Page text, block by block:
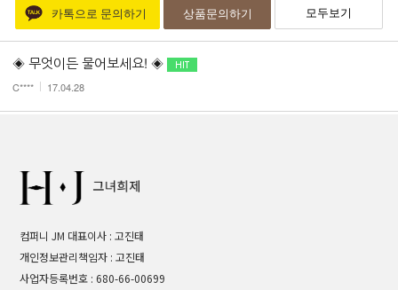
카톡으로 문의하기 상품문의하기 모두보기
◈ 무엇이든 물어보세요! ◈
C**** 17.04.28
컴퍼니 JM 대표이사 : 고진태
개인정보관리책임자 : 고진태
사업자등록번호 : 680-66-00699